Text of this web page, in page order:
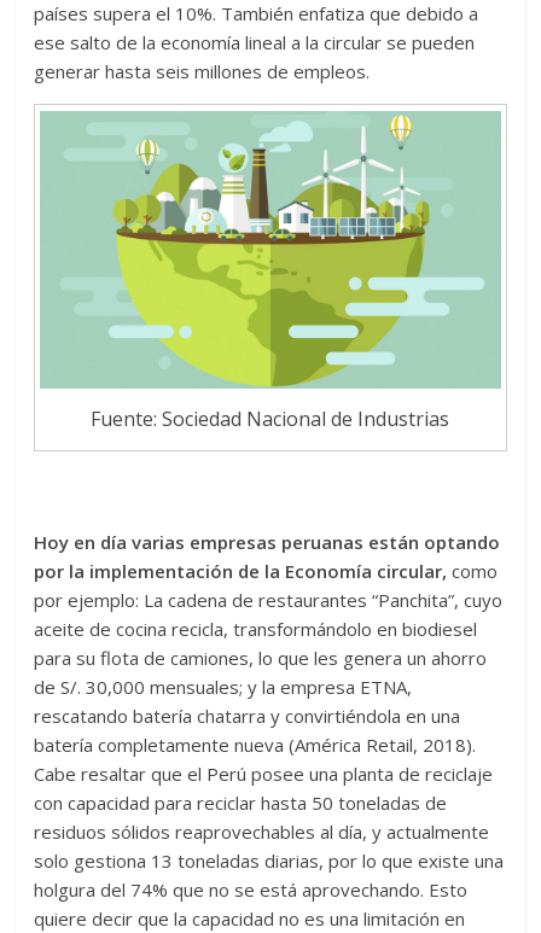
países supera el 10%. También enfatiza que debido a
ese salto de la economía lineal a la circular se pueden
generar hasta seis millones de empleos.
Fuente: Sociedad Nacional de Industrias
Hoy en día varias empresas peruanas están optando
por la implementación de la Economía circular, como
por ejemplo: La cadena de restaurantes “Panchita”, cuyo
aceite de cocina recicla, transformándolo en biodiesel
para su flota de camiones, lo que les genera un ahorro
de S/. 30,000 mensuales; y la empresa ETNA,
rescatando batería chatarra y convirtiéndola en una
batería completamente nueva (América Retail, 2018).
Cabe resaltar que el Perú posee una planta de reciclaje
con capacidad para reciclar hasta 50 toneladas de
residuos sólidos reaprovechables al día, y actualmente
solo gestiona 13 toneladas diarias, por lo que existe una
holgura del 74% que no se está aprovechando. Esto
quiere decir que la capacidad no es una limitación en